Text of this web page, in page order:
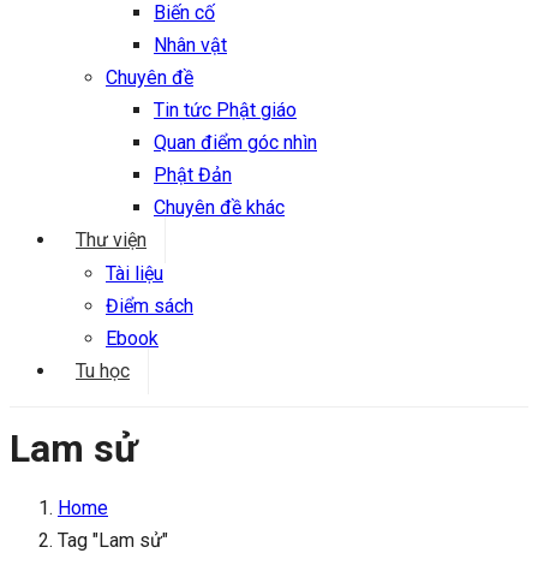
Biến cố
Nhân vật
Chuyên đề
Tin tức Phật giáo
Quan điểm góc nhìn
Phật Đản
Chuyên đề khác
Thư viện
Tài liệu
Điểm sách
Ebook
Tu học
Lam sử
Home
Tag "Lam sử"